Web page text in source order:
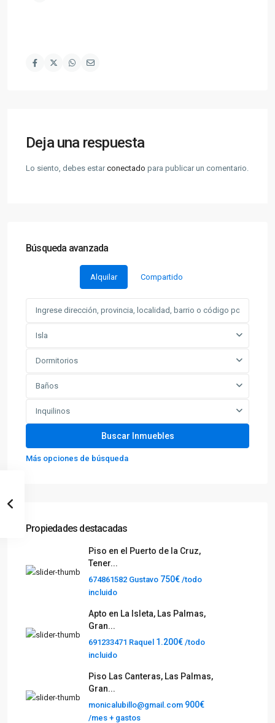
Deja una respuesta
Lo siento, debes estarconectado para publicar un comentario.
Búsqueda avanzada
Alquilar Compartido
Isla
Dormitorios
Baños
Inquilinos
Más opciones de búsqueda
Propiedades destacadas
Piso en el Puerto de la Cruz,
Tener...
674861582 Gustavo 750€ /todo
incluido
Apto en La Isleta, Las Palmas,
Gran...
691233471 Raquel 1.200€ /todo
incluido
Piso Las Canteras, Las Palmas,
Gran...
monicalubillo@gmail.com 900€
/mes + gastos